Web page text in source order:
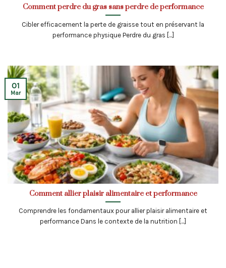
Comment perdre du gras sans perdre de performance
Cibler efficacement la perte de graisse tout en préservant la
performance physique Perdre du gras [...]
Comment allier plaisir alimentaire et performance
Comprendre les fondamentaux pour allier plaisir alimentaire et
performance Dans le contexte de la nutrition [...]
01
Mar